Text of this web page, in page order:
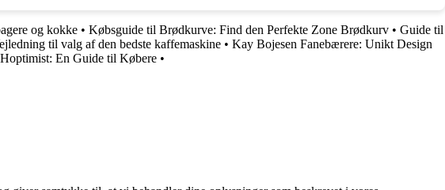
og kokke • Købsguide til Brødkurve: Find den Perfekte Zone Brødkurv • Guide til
til valg af den bedste kaffemaskine • Kay Bojesen Fanebærere: Unikt Design
Hoptimist: En Guide til Købere •